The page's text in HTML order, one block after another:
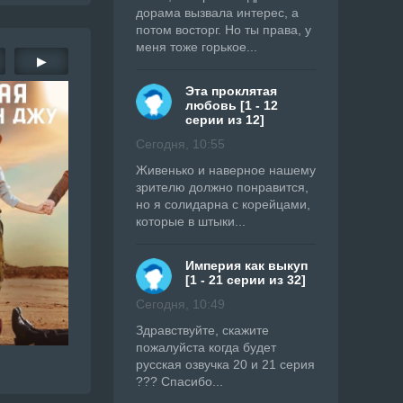
▶
дорама вызвала интерес, а
потом восторг. Но ты права, у
меня тоже горькое...
Эта проклятая
любовь [1 - 12
серии из 12]
Сегодня, 10:55
Живенько и наверное нашему
зрителю должно понравится,
но я солидарна с корейцами,
которые в штыки...
Империя как выкуп
[1 - 21 серии из 32]
Сегодня, 10:49
Здравствуйте, скажите
пожалуйста когда будет
русская озвучка 20 и 21 серия
??? Спасибо...